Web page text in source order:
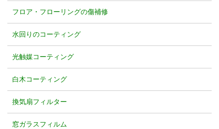
フロア・フローリングの傷補修
水回りのコーティング
光触媒コーティング
白木コーティング
換気扇フィルター
窓ガラスフィルム